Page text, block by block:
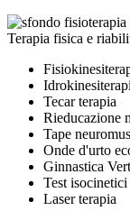
Terapia fisica e
Tecar terapia
Rieducazione
Tape
Onde d'urto
Ginnastica
Test isocinetici
Laser terapia